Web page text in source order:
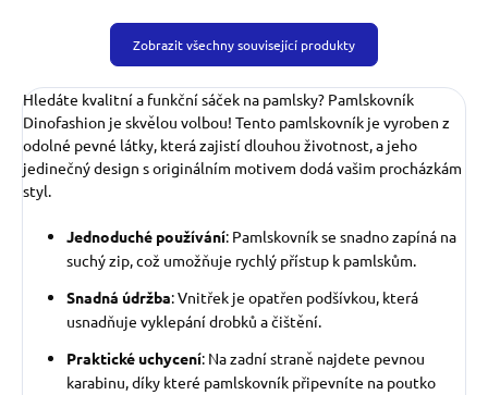
Zobrazit všechny související produkty
Hledáte kvalitní a funkční sáček na pamlsky? Pamlskovník
Dinofashion je skvělou volbou! Tento pamlskovník je vyroben z
odolné pevné látky, která zajistí dlouhou životnost, a jeho
jedinečný design s originálním motivem dodá vašim procházkám
styl.
Jednoduché používání: Pamlskovník se snadno zapíná na
suchý zip, což umožňuje rychlý přístup k pamlskům.
Snadná údržba: Vnitřek je opatřen podšívkou, která
usnadňuje vyklepání drobků a čištění.
Praktické uchycení: Na zadní straně najdete pevnou
karabinu, díky které pamlskovník připevníte na poutko